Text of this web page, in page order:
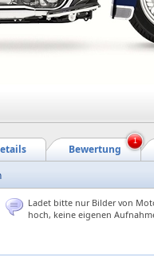
Bewertung
1
Ladet bitte nur Bilder von
hoch, keine eigenen